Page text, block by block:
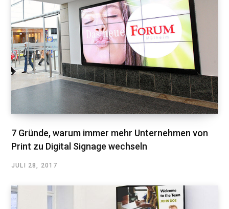
7 Gründe, warum immer mehr Unternehmen von
Print zu Digital Signage wechseln
JULI 28, 2017